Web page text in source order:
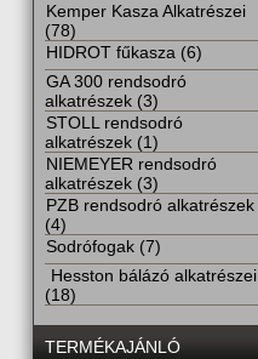
Kemper Kasza Alkatrészei
(78)
HIDROT fűkasza (6)
GA 300 rendsodró
alkatrészek (3)
STOLL rendsodró
alkatrészek (1)
NIEMEYER rendsodró
alkatrészek (3)
PZB rendsodró alkatrészek
(4)
Sodrófogak (7)
Hesston bálázó alkatrészei
(18)
TERMÉKAJÁNLÓ